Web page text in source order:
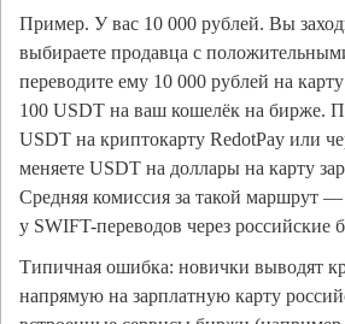
Пример. У вас 10 000 рублей. Вы
выбираете продавца с
переводите ему 10 000 рублей на
100 USDT на ваш кошелёк на бирже.
USDT на криптокарту RedotPay или
меняете USDT на доллары на карту
Средняя комиссия за такой маршрут
у SWIFT-переводов через российские
Типичная ошибка: новички выводят
напрямую на зарплатную карту